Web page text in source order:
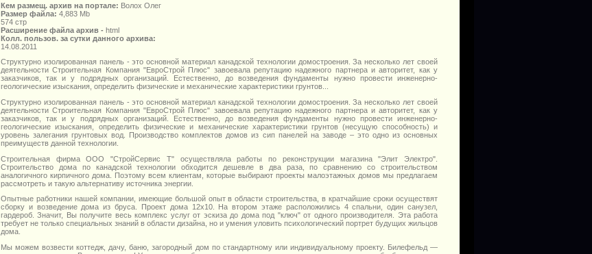
Кем размещ. архив на портале: Волох Олег
Размер файла: 4,883 Mb
574 стр
Расширение файла архив - html
Колл. пользов. за сутки данного архива:
14.08.2011
Структурно изолированная панель - это основной материал канадской технологии домостроения. За несколько лет своей
деятельности Строительная Компания "ЕвроСтрой Плюс" завоевала репутацию надежного партнера и авторитет, как у
заказчиков, так и у подрядных организаций. Естественно, до возведения фундаменты нужно провести инженерно-
геологические изыскания, определить физические и механические характеристики грунтов...
Структурно изолированная панель - это основной материал канадской технологии домостроения. За несколько лет своей
деятельности Строительная Компания "ЕвроСтрой Плюс" завоевала репутацию надежного партнера и авторитет, как у
заказчиков, так и у подрядных организаций. Естественно, до возведения фундаменты нужно провести инженерно-
геологические изыскания, определить физические и механические характеристики грунтов (несущую способность) и
уровень залегания грунтовых вод. Производство комплектов домов из сип панелей на заводе – это одно из основных
преимуществ данной технологии.
Строительная фирма ООО "СтройСервис Т" осуществляла работы по реконструкции магазина "Элит Электро".
Строительство дома по канадской технологии обходится дешевле в два раза, по сравнению со строительством
аналогичного кирпичного дома. Поэтому всем клиентам, которые выбирают проекты малоэтажных домов мы предлагаем
рассмотреть и такую альтернативу источника энергии.
Опытные работники нашей компании, имеющие большой опыт в области строительства, в кратчайшие сроки осуществят
сборку и возведение дома из бруса. Проект дома 12х10. На втором этаже расположились 4 спальни, один санузел,
гардероб. Значит, Вы получите весь комплекс услуг от эскиза до дома под "ключ" от одного производителя. Эта работа
требует не только специальных знаний в области дизайна, но и умения уловить психологический портрет будущих жильцов
дома.
Мы можем возвести коттедж, дачу, баню, загородный дом по стандартному или индивидуальному проекту. Билефельд —